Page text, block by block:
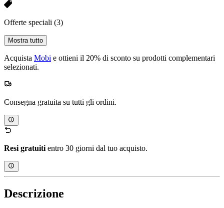
Offerte speciali (3)
Mostra tutto
Acquista Mobi e ottieni il 20% di sconto su prodotti complementari
selezionati.
Consegna gratuita su tutti gli ordini.
Resi gratuiti entro 30 giorni dal tuo acquisto.
Descrizione